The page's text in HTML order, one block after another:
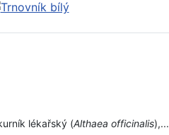
lékařský (Althaea officinalis),...